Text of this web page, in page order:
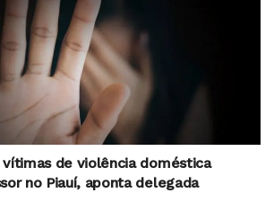
vítimas de violência doméstica
no Piauí, aponta delegada